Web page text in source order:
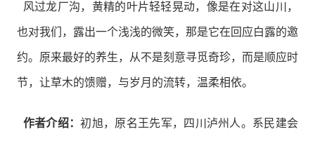
风过龙厂沟，黄精的叶片轻轻晃动，像是在对这山川，
也对我们，露出一个浅浅的微笑，那是它在回应白露的邀
约。原来最好的养生，从不是刻意寻觅奇珍，而是顺应时
节，让草木的馈赠，与岁月的流转，温柔相依。
作者介绍：初旭，原名王先军，四川泸州人。系民建会